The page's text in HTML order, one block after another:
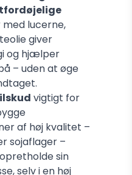
med lucerne,
giver
og hjælper
– uden at øge
vigtigt for
af høj kvalitet –
sojaflager –
sin
selv i en høj